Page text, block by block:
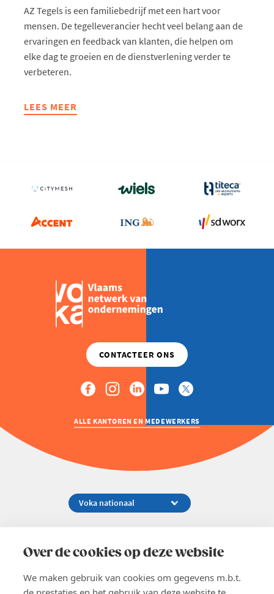
Over de cookies op deze website
We maken gebruik van cookies om gegevens m.b.t.
AZ Tegels is een familiebedrijf met een hart voor
mensen. De tegelleverancier hecht veel belang aan de
ervaringen en feedback van klanten, die helpen om
elke dag te groeien en de dienstverlening verder te
verbeteren.
LEES MEER
ABOUT
ALLE KANTOREN EN MEDEWERKERS
02 229 81 11